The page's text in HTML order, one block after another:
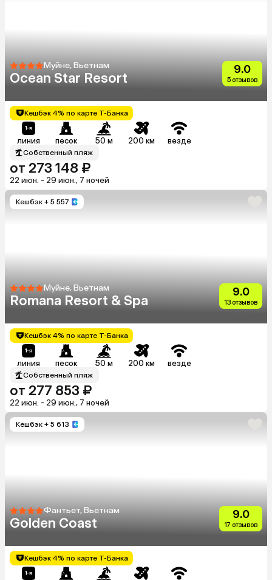
Муйне, Вьетнам
Ocean Star Resort
9.0
5 отзывов
Кешбэк 4% по карте Т-Банка
линия песок 50 м 200 км везде
Собственный пляж
от 273 148 ₽
22 июн. - 29 июн., 7 ночей
Кешбэк + 5 557
Муйне, Вьетнам
Romana Resort & Spa
9.0
13 отзывов
Кешбэк 4% по карте Т-Банка
линия песок 50 м 200 км везде
Собственный пляж
от 277 853 ₽
22 июн. - 29 июн., 7 ночей
Кешбэк + 5 613
Фантьет, Вьетнам
Golden Coast
9.0
17 отзывов
Кешбэк 4% по карте Т-Банка